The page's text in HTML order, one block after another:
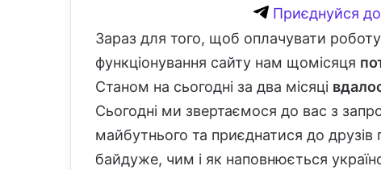
Приєднуйся
Зараз для того, щоб оплачувати
функціонування сайту нам щомісяця
Станом на сьогодні за два місяці
Сьогодні ми звертаємося до вас з
майбутнього та приєднатися до
байдуже, чим і як наповнюється